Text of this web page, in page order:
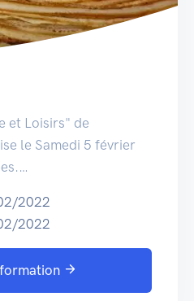
et Loisirs" de
le Samedi 5 février
2022
2022